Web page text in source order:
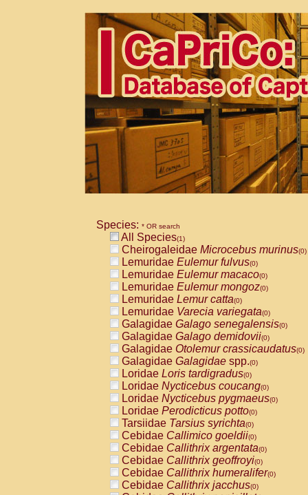
Species: * OR search
All Species(1)
Cheirogaleidae Microcebus murinus(0)
Lemuridae Eulemur fulvus(0)
Lemuridae Eulemur macaco(0)
Lemuridae Eulemur mongoz(0)
Lemuridae Lemur catta(0)
Lemuridae Varecia variegata(0)
Galagidae Galago senegalensis(0)
Galagidae Galago demidovii(0)
Galagidae Otolemur crassicaudatus(0)
Galagidae Galagidae spp.(0)
Loridae Loris tardigradus(0)
Loridae Nycticebus coucang(0)
Loridae Nycticebus pygmaeus(0)
Loridae Perodicticus potto(0)
Tarsiidae Tarsius syrichta(0)
Cebidae Callimico goeldii(0)
Cebidae Callithrix argentata(0)
Cebidae Callithrix geoffroyi(0)
Cebidae Callithrix humeralifer(0)
Cebidae Callithrix jacchus(0)